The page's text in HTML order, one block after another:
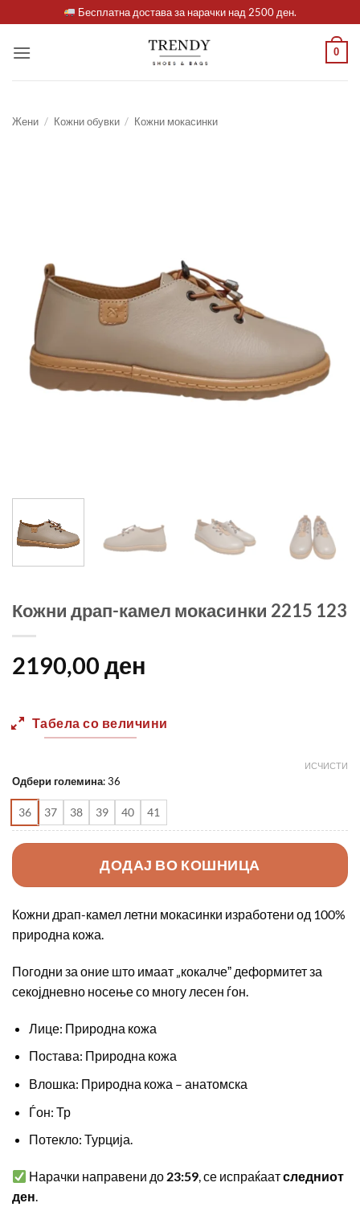
to
content
Бесплатна достава за нарачки над 2500 ден.
0
Жени / Кожни обувки / Кожни мокасинки
Кожни драп-камел мокасинки 2215 123
2190,00 ден
Табела со величини
Одбери големина:36
36 37 38 39 40 41
ИСЧИСТИ
ДОДАЈ ВО КОШНИЦА
Кожни драп-камел летни мокасинки изработени од 100%
природна кожа.
Погодни за оние што имаат „кокалчеˮ деформитет за
секојдневно носење со многу лесен ѓон.
Лице: Природна кожа
Постава: Природна кожа
Влошка: Природна кожа – анатомска
Ѓон: Тр
Потекло: Турција.
Нарачки направени до 23:59, се испраќаатследниот
ден.